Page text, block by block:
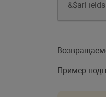
&$arFields
Пример